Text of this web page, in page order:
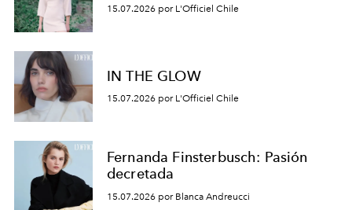
15.07.2026 por L'Officiel Chile
IN THE GLOW
15.07.2026 por L'Officiel Chile
Fernanda Finsterbusch: Pasión
decretada
15.07.2026 por Blanca Andreucci